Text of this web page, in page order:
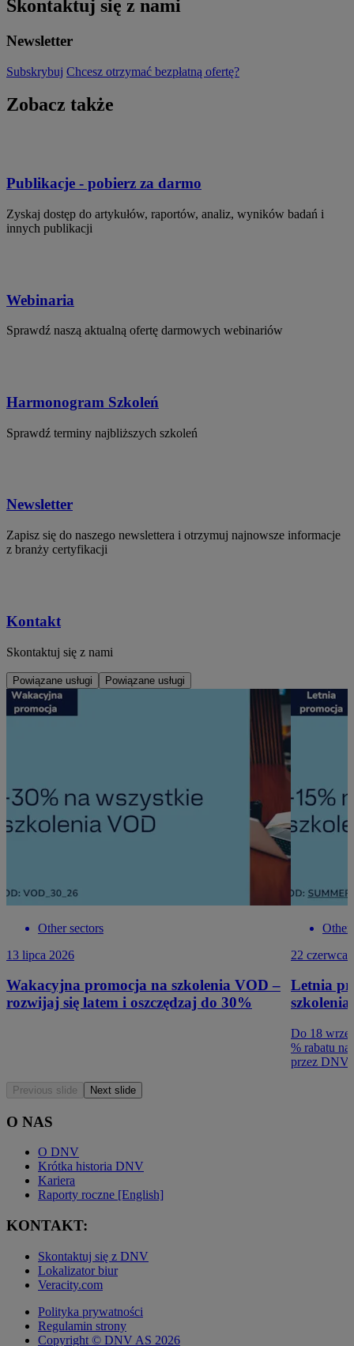
Skontaktuj się z nami
Newsletter
Subskrybuj Chcesz otrzymać bezpłatną ofertę?
Zobacz także
Publikacje - pobierz za darmo
Zyskaj dostęp do artykułów, raportów, analiz, wyników badań i
innych publikacji
Webinaria
Sprawdź naszą aktualną ofertę darmowych webinariów
Harmonogram Szkoleń
Sprawdź terminy najbliższych szkoleń
Newsletter
Zapisz się do naszego newslettera i otrzymuj najnowsze informacje
z branży certyfikacji
Kontakt
Skontaktuj się z nami
Powiązane usługi Powiązane usługi
Other sectors
13 lipca 2026
Wakacyjna promocja na szkolenia VOD –
rozwijaj się latem i oszczędzaj do 30%
Other
22 czerwca
Letnia
Do 18
% rabatu
przez DNV
Previous slide Next slide
O NAS
O DNV
Krótka historia DNV
Kariera
Raporty roczne [English]
KONTAKT:
Skontaktuj się z DNV
Lokalizator biur
Veracity.com
Polityka prywatności
Regulamin strony
Copyright © DNV AS 2026